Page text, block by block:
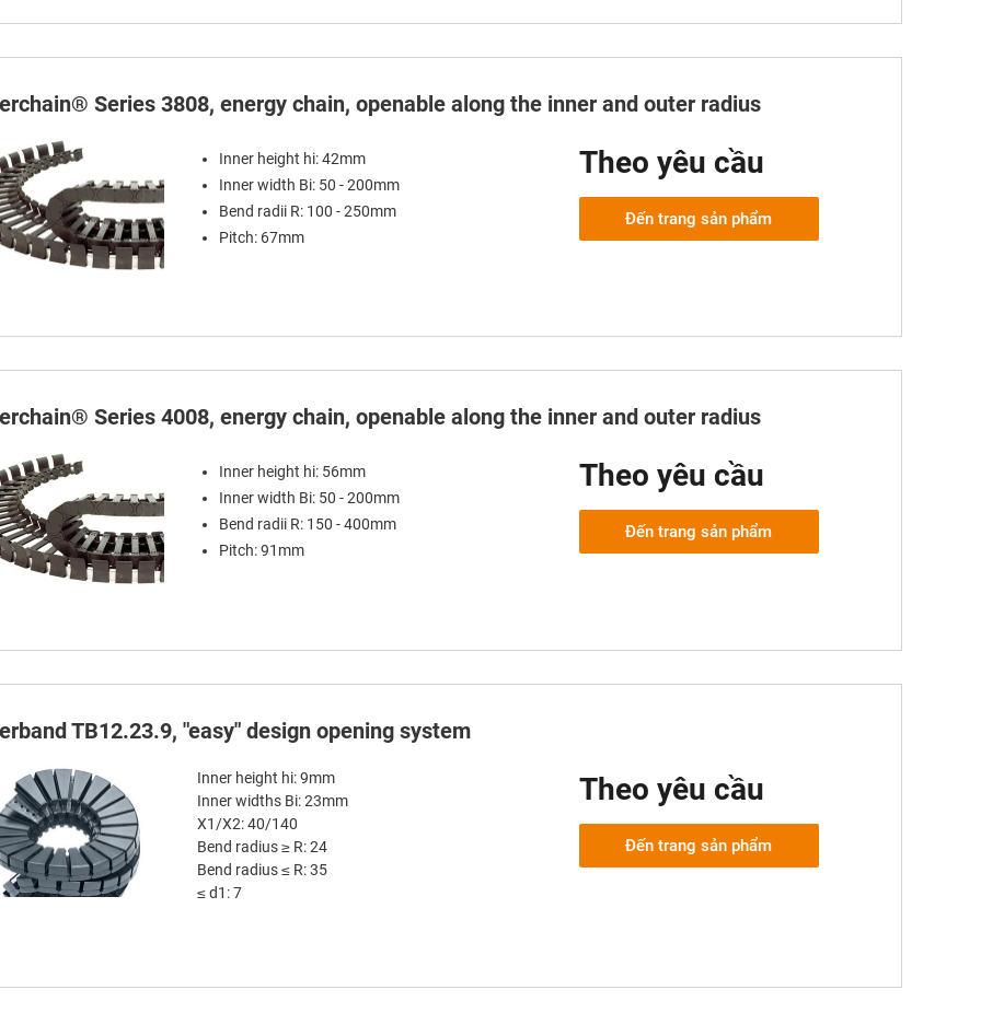
Series 3808, energy chain, openable along the inner and outer radius
Inner height hi: 42mm
Inner width Bi: 50 - 200mm
Bend radii R: 100 - 250mm
Pitch: 67mm
Theo yêu cầu
Đến trang sản phẩm
Series 4008, energy chain, openable along the inner and outer radius
Inner height hi: 56mm
Inner width Bi: 50 - 200mm
Bend radii R: 150 - 400mm
Pitch: 91mm
Theo yêu cầu
Đến trang sản phẩm
TB12.23.9, "easy" design opening system
Inner height hi: 9mm
Inner widths Bi: 23mm
X1/X2: 40/140
Bend radius ≥ R: 24
Bend radius ≤ R: 35
≤ d1: 7
Theo yêu cầu
Đến trang sản phẩm